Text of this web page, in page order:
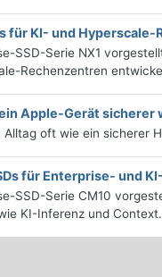
für KI- und
SSD-Serie NX1
Rechenzentren
Apple-Gerät sicherer
oft wie ein sicherer
für Enterprise- und
SSD-Serie CM10
KI-Inferenz und